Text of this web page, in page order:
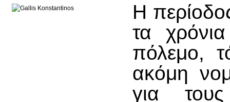
Η
τα
πόλεμο,
ακόμη
για